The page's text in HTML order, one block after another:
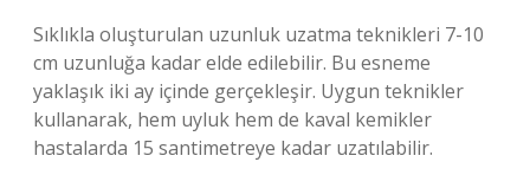
Sıklıkla oluşturulan uzunluk uzatma teknikleri 7-10
cm uzunluğa kadar elde edilebilir. Bu esneme
yaklaşık iki ay içinde gerçekleşir. Uygun teknikler
kullanarak, hem uyluk hem de kaval kemikler
hastalarda 15 santimetreye kadar uzatılabilir.